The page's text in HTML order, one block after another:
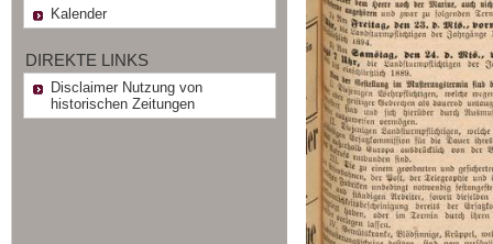
Kalender
DIREKTE LINKS
Disclaimer Nutzung von
historischen Zeitungen